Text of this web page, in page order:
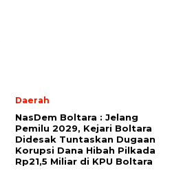
Daerah
‎NasDem Boltara : Jelang
Pemilu 2029, Kejari Boltara
Didesak Tuntaskan Dugaan
Korupsi Dana Hibah Pilkada
Rp21,5 Miliar di KPU Boltara